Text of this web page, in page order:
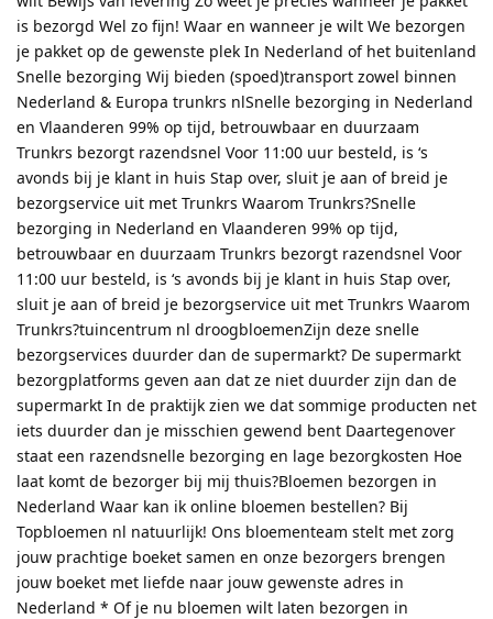
is bezorgd Wel zo fijn! Waar en wanneer je wilt We bezorgen
je pakket op de gewenste plek In Nederland of het buitenland
Snelle bezorging Wij bieden (spoed)transport zowel binnen
Nederland & Europa trunkrs nlSnelle bezorging in Nederland
en Vlaanderen 99% op tijd, betrouwbaar en duurzaam
Trunkrs bezorgt razendsnel Voor 11:00 uur besteld, is ‘s
avonds bij je klant in huis Stap over, sluit je aan of breid je
bezorgservice uit met Trunkrs Waarom Trunkrs?Snelle
bezorging in Nederland en Vlaanderen 99% op tijd,
betrouwbaar en duurzaam Trunkrs bezorgt razendsnel Voor
11:00 uur besteld, is ‘s avonds bij je klant in huis Stap over,
sluit je aan of breid je bezorgservice uit met Trunkrs Waarom
Trunkrs?tuincentrum nl droogbloemenZijn deze snelle
bezorgservices duurder dan de supermarkt? De supermarkt
bezorgplatforms geven aan dat ze niet duurder zijn dan de
supermarkt In de praktijk zien we dat sommige producten net
iets duurder dan je misschien gewend bent Daartegenover
staat een razendsnelle bezorging en lage bezorgkosten Hoe
laat komt de bezorger bij mij thuis?Bloemen bezorgen in
Nederland Waar kan ik online bloemen bestellen? Bij
Topbloemen nl natuurlijk! Ons bloementeam stelt met zorg
jouw prachtige boeket samen en onze bezorgers brengen
jouw boeket met liefde naar jouw gewenste adres in
Nederland * Of je nu bloemen wilt laten bezorgen in